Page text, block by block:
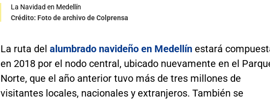
La Navidad en Medellín
Crédito: Foto de archivo de Colprensa
La ruta del alumbrado navideño en Medellínestará
en 2018 por el nodo central, ubicado nuevamente en el
Norte, que el año anterior tuvo más de tres millones de
visitantes locales, nacionales y extranjeros. También se